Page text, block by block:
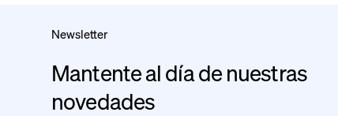
Newsletter
Mantente al día de nuestras
novedades